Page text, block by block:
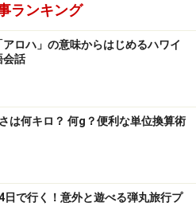
ランキング
アロハ」の意味からはじめるハワイ
会話
は何キロ？ 何g？便利な単位換算術
日で行く！意外と遊べる弾丸旅行プ